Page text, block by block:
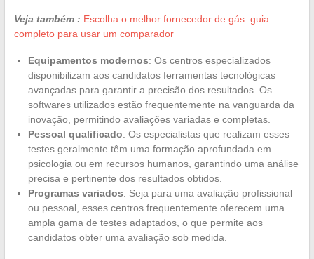
Veja também : Escolha o melhor fornecedor de gás: guia
completo para usar um comparador
Equipamentos modernos: Os centros especializados
disponibilizam aos candidatos ferramentas tecnológicas
avançadas para garantir a precisão dos resultados. Os
softwares utilizados estão frequentemente na vanguarda da
inovação, permitindo avaliações variadas e completas.
Pessoal qualificado: Os especialistas que realizam esses
testes geralmente têm uma formação aprofundada em
psicologia ou em recursos humanos, garantindo uma análise
precisa e pertinente dos resultados obtidos.
Programas variados: Seja para uma avaliação profissional
ou pessoal, esses centros frequentemente oferecem uma
ampla gama de testes adaptados, o que permite aos
candidatos obter uma avaliação sob medida.